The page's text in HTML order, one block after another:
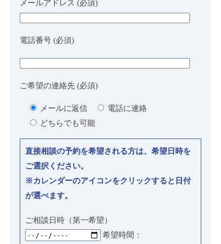
メールアドレス (必須)
電話番号 (必須)
ご希望の連絡先 (必須)
メールに返信
電話に連絡
どちらでも可能
直接相談の予約を希望される方は、希望日時を
ご選択ください。
※カレンダーのアイコンをクリックすると日付
が選べます。
ご相談日時（第一希望）
希望時間：